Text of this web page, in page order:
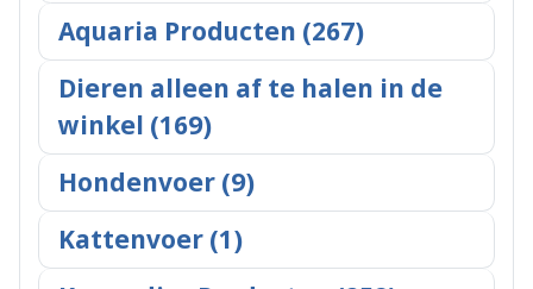
Aquaria Producten (267)
Dieren alleen af te halen in de
winkel (169)
Hondenvoer (9)
Kattenvoer (1)